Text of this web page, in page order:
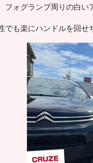
フォグランプ周りの白い
も楽にハンドルを回せ